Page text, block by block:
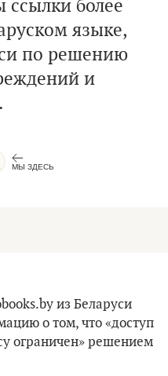
более
языке,
по решению
и
МЫ ЗДЕСЬ
из Беларуси
о том, что «доступ
ограничен» решением